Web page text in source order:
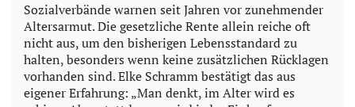
Sozialverbände warnen seit Jahren vor zunehmender
Altersarmut. Die gesetzliche Rente allein reiche oft
nicht aus, um den bisherigen Lebensstandard zu
halten, besonders wenn keine zusätzlichen Rücklagen
vorhanden sind. Elke Schramm bestätigt das aus
eigener Erfahrung: „Man denkt, im Alter wird es